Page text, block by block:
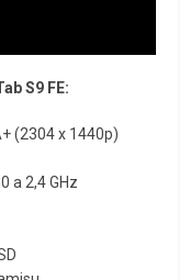
S9 FE:
(2304 x 1440p)
a 2,4 GHz